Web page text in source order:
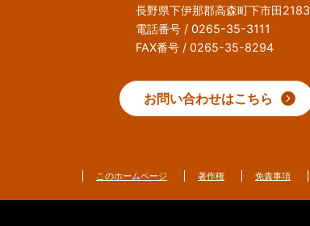
長野県下伊那郡高森町下市田
電話番号 / 0265-35-3111
FAX番号 / 0265-35-8294
お問い合わせはこちら
このホームページ 著作権 免責事項